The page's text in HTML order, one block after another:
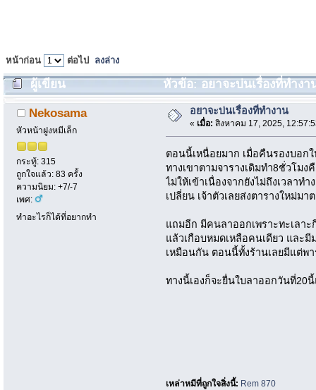
หน้าก่อน ต่อไป ลงล่าง
ผู้เขียน หัวข้อ: อยาจะบ่นเรื่องที่ทำงา
Nekosama
หัวหน้าฝูงหมีเล็ก
กระทู้: 315
ถูกใจแล้ว: 83 ครั้ง
ความนิยม: +7/-7
เพศ:
ทำอะไรก็ได้ที่อยากทำ
อยาจะบ่นเรื่องที่ทำงาน
« เมื่อ: สิงหาคม 17, 2025,
ตอนนี้เหนื่อยมาก เมื่อคืนรองบอกใ
ทางเขาตามจารางเดิมทำ8ชั่วโม
ไม่ให้เข้าเนื่องจากยังไม่ถึงเวลาท
เปลี่ยน เจ้าตัวเลยส่งตารางใหม่มา
แถมอีก มีคนลาออกเพราะทะเลา
แล้วเกือบหมดเหลือคนเดียว และ
เหมือนกัน ตอนนี้ทั้งร้านเลยมีแต่พ
ทางนี้เองก็จะยื่นใบลาออกวันที่
เหล่าหมีที่ถูกใจสิ่งนี้: Rem 870